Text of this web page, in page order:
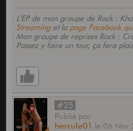
L'EP de mon groupe de Rock :
Streaminget la page Facebook
Mon groupe de reprises Rock :
Passez y faire un tour, ça fera
#25
Publié par
hercule01 le 06 Nov